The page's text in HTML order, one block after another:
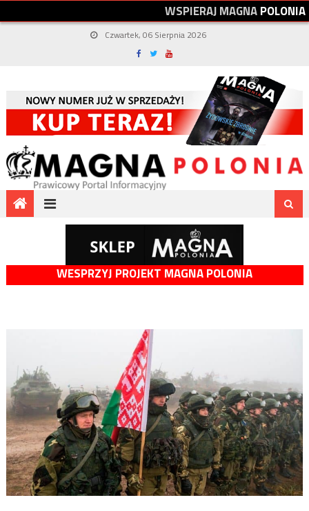
WSPIERAJMAGNAPOLONIA
Czwartek, 06 Sierpnia 2026
WESPRZYJ PROJEKT MAGNA POLONIA